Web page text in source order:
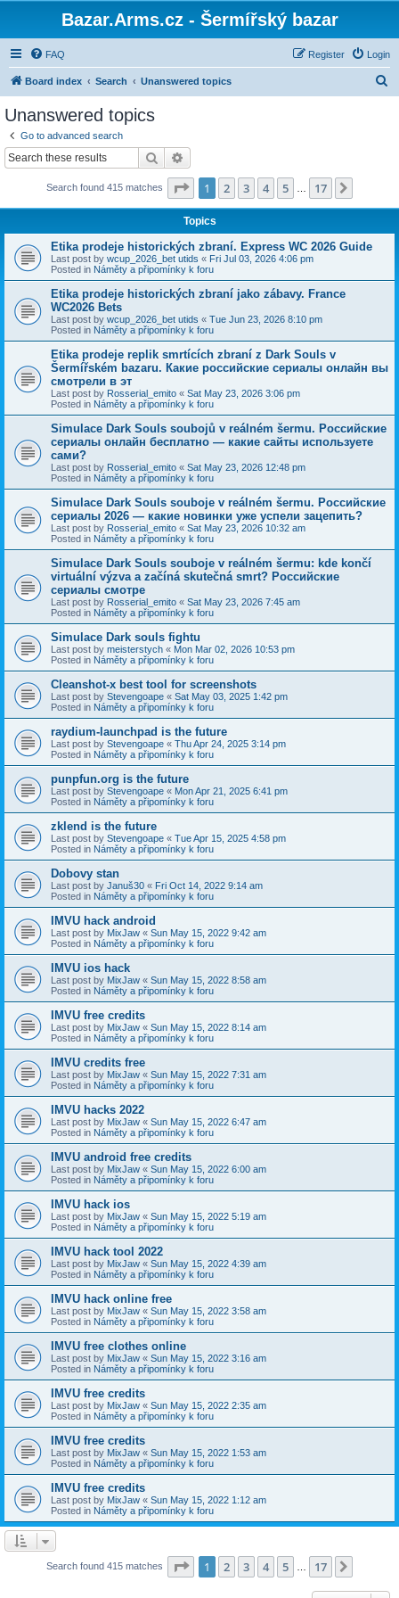
Bazar.Arms.cz - Šermířský bazar
FAQ Login
Register
Board index Search Unanswered topics
Unanswered topics
Go to advanced search
Search
Search found 415 matches Page 1of 17
1 2 3 4 5 17
Topics
Etika prodeje historických zbraní. Express WC 2026 Guide
Last post by wcup_2026_bet utids « Fri Jul 03, 2026 4:06 pm
Posted in Náměty a připomínky k foru
Etika prodeje historických zbraní jako zábavy. France
WC2026 Bets
Last post by wcup_2026_bet utids « Tue Jun 23, 2026 8:10 pm
Posted in Náměty a připomínky k foru
Etika prodeje replik smrtících zbraní z Dark Souls v
Šermířském bazaru. Какие российские сериалы онлайн вы
смотрели в эт
Last post by Rosserial_emito « Sat May 23, 2026 3:06 pm
Posted in Náměty a připomínky k foru
Simulace Dark Souls soubojů v reálném šermu. Российские
сериалы онлайн бесплатно — какие сайты используете
сами?
Last post by Rosserial_emito « Sat May 23, 2026 12:48 pm
Posted in Náměty a připomínky k foru
Simulace Dark Souls souboje v reálném šermu. Российские
сериалы 2026 — какие новинки уже успели зацепить?
Last post by Rosserial_emito « Sat May 23, 2026 10:32 am
Posted in Náměty a připomínky k foru
Simulace Dark Souls souboje v reálném šermu: kde končí
virtuální výzva a začíná skutečná smrt? Российские
сериалы смотре
Last post by Rosserial_emito « Sat May 23, 2026 7:45 am
Posted in Náměty a připomínky k foru
Simulace Dark souls fightu
Last post by meisterstych « Mon Mar 02, 2026 10:53 pm
Posted in Náměty a připomínky k foru
Cleanshot-x best tool for screenshots
Last post by Stevengoape « Sat May 03, 2025 1:42 pm
Posted in Náměty a připomínky k foru
raydium-launchpad is the future
Last post by Stevengoape « Thu Apr 24, 2025 3:14 pm
Posted in Náměty a připomínky k foru
punpfun.org is the future
Last post by Stevengoape « Mon Apr 21, 2025 6:41 pm
Posted in Náměty a připomínky k foru
zklend is the future
Last post by Stevengoape « Tue Apr 15, 2025 4:58 pm
Posted in Náměty a připomínky k foru
Dobovy stan
Last post by Januš30 « Fri Oct 14, 2022 9:14 am
Posted in Náměty a připomínky k foru
IMVU hack android
Last post by MixJaw « Sun May 15, 2022 9:42 am
Posted in Náměty a připomínky k foru
IMVU ios hack
Last post by MixJaw « Sun May 15, 2022 8:58 am
Posted in Náměty a připomínky k foru
IMVU free credits
Last post by MixJaw « Sun May 15, 2022 8:14 am
Posted in Náměty a připomínky k foru
IMVU credits free
Last post by MixJaw « Sun May 15, 2022 7:31 am
Posted in Náměty a připomínky k foru
IMVU hacks 2022
Last post by MixJaw « Sun May 15, 2022 6:47 am
Posted in Náměty a připomínky k foru
IMVU android free credits
Last post by MixJaw « Sun May 15, 2022 6:00 am
Posted in Náměty a připomínky k foru
IMVU hack ios
Last post by MixJaw « Sun May 15, 2022 5:19 am
Posted in Náměty a připomínky k foru
IMVU hack tool 2022
Last post by MixJaw « Sun May 15, 2022 4:39 am
Posted in Náměty a připomínky k foru
IMVU hack online free
Last post by MixJaw « Sun May 15, 2022 3:58 am
Posted in Náměty a připomínky k foru
IMVU free clothes online
Last post by MixJaw « Sun May 15, 2022 3:16 am
Posted in Náměty a připomínky k foru
IMVU free credits
Last post by MixJaw « Sun May 15, 2022 2:35 am
Posted in Náměty a připomínky k foru
IMVU free credits
Last post by MixJaw « Sun May 15, 2022 1:53 am
Posted in Náměty a připomínky k foru
IMVU free credits
Last post by MixJaw « Sun May 15, 2022 1:12 am
Posted in Náměty a připomínky k foru
Search found 415 matches Page 1of 17
1 2 3 4 5 17